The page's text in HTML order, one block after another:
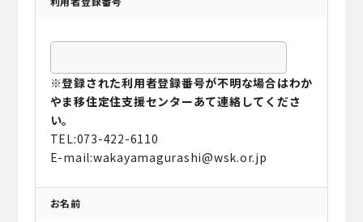
※登録された利用者登録番号が不明な場合はわか
やま移住定住支援センターあて連絡してくださ
い。
TEL:073-422-6110
E-mail:wakayamagurashi@wsk.or.jp
お名前